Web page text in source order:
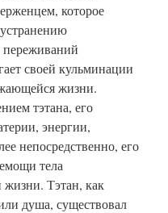
которое
своей кульминации
жизни.
тэтана, его
энергии,
непосредственно, его
тела
жизни. Тэтан, как
душа, существовал